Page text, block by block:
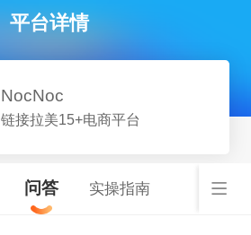
平台详情
NocNoc
链接拉美15+电商平台
问答 实操指南